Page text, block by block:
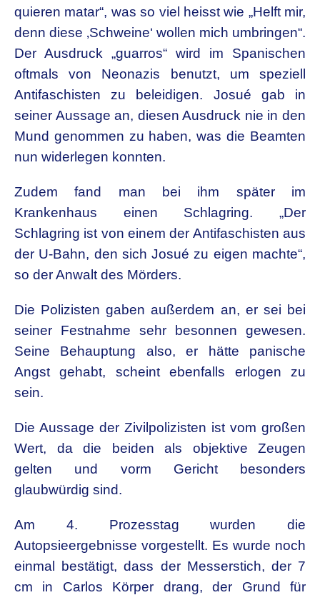
quieren matar“, was so viel heisst wie „Helft mir,
denn diese ‚Schweine‘ wollen mich umbringen“.
Der Ausdruck „guarros“ wird im Spanischen
oftmals von Neonazis benutzt, um speziell
Antifaschisten zu beleidigen. Josué gab in
seiner Aussage an, diesen Ausdruck nie in den
Mund genommen zu haben, was die Beamten
nun widerlegen konnten.
Zudem fand man bei ihm später im
Krankenhaus einen Schlagring. „Der
Schlagring ist von einem der Antifaschisten aus
der U-Bahn, den sich Josué zu eigen machte“,
so der Anwalt des Mörders.
Die Polizisten gaben außerdem an, er sei bei
seiner Festnahme sehr besonnen gewesen.
Seine Behauptung also, er hätte panische
Angst gehabt, scheint ebenfalls erlogen zu
sein.
Die Aussage der Zivilpolizisten ist vom großen
Wert, da die beiden als objektive Zeugen
gelten und vorm Gericht besonders
glaubwürdig sind.
Am 4. Prozesstag wurden die
Autopsieergebnisse vorgestellt. Es wurde noch
einmal bestätigt, dass der Messerstich, der 7
cm in Carlos Körper drang, der Grund für